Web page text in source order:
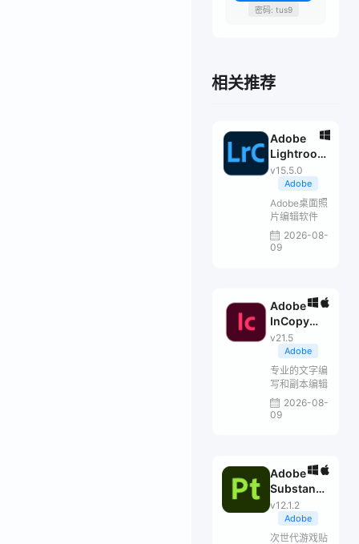
密码: tus9
相关推荐
Adobe
Lightroom
Classic
2026
v15.5.0
Adobe
Adobe桌面照
片编辑软件
2026-08-
09
Adobe
InCopy
2026
v21.5
Adobe
专业的文字编
写和副本编辑
2026-08-
09
Adobe
Substance
3D Painter
v12.1.2
Adobe
次世代游戏贴